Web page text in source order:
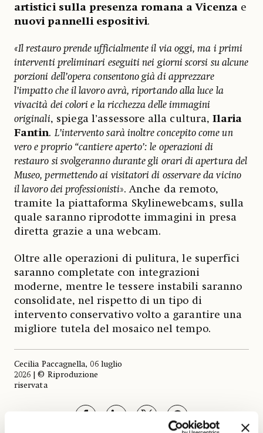
artistici sulla presenza romana a Vicenzae
nuovi pannelli espositivi.
«Il restauro prende ufficialmente il via oggi, ma i primi
interventi preliminari eseguiti nei giorni scorsi su alcune
porzioni dell’opera consentono già di apprezzare
l’impatto che il lavoro avrà, riportando alla luce la
vivacità dei colori e la ricchezza delle immagini
originali, spiega l’assessore alla cultura,Ilaria
Fantin.L’intervento sarà inoltre concepito come un
vero e proprio “cantiere aperto’: le operazioni di
restauro si svolgeranno durante gli orari di apertura del
Museo, permettendo ai visitatori di osservare da vicino
il lavoro dei professionisti». Anche da remoto,
tramite la piattaforma Skylinewebcams, sulla
quale saranno riprodotte immagini in presa
diretta grazie a una webcam.
Oltre alle operazioni di pulitura, le superfici
saranno completate con integrazioni
moderne, mentre le tessere instabili saranno
consolidate, nel rispetto di un tipo di
intervento conservativo volto a garantire una
migliore tutela del mosaico nel tempo.
Cecilia Paccagnella, 06 luglio
2026 | © Riproduzione
riservata